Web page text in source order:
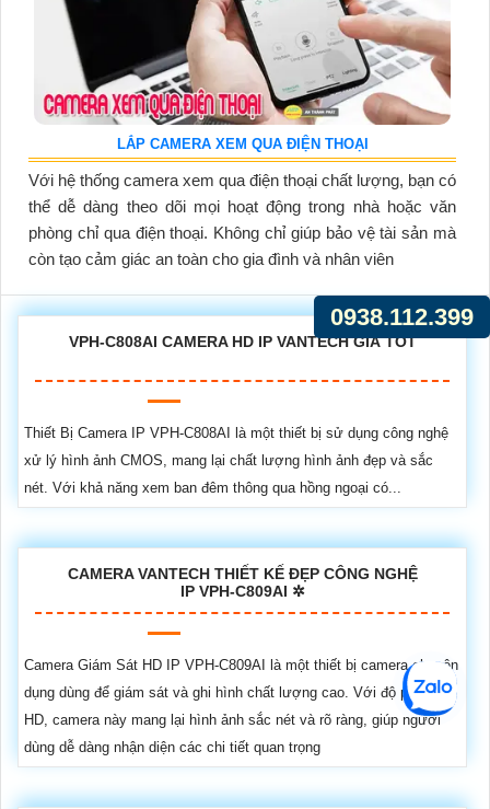
LẮP CAMERA XEM QUA ĐIỆN THOẠI
Với hệ thống camera xem qua điện thoại chất lượng, bạn có
thể dễ dàng theo dõi mọi hoạt động trong nhà hoặc văn
phòng chỉ qua điện thoại. Không chỉ giúp bảo vệ tài sản mà
còn tạo cảm giác an toàn cho gia đình và nhân viên
VPH-C808AI CAMERA HD IP VANTECH GIÁ TỐT
Thiết Bị Camera IP VPH-C808AI là một thiết bị sử dụng công nghệ
xử lý hình ảnh CMOS, mang lại chất lượng hình ảnh đẹp và sắc
nét. Với khả năng xem ban đêm thông qua hồng ngoại có...
CAMERA VANTECH THIẾT KẾ ĐẸP CÔNG NGHỆ
IP VPH-C809AI ✲
Camera Giám Sát HD IP VPH-C809AI là một thiết bị camera chuyên
dụng dùng để giám sát và ghi hình chất lượng cao. Với độ phân giải
HD, camera này mang lại hình ảnh sắc nét và rõ ràng, giúp người
dùng dễ dàng nhận diện các chi tiết quan trọng
0938.112.399